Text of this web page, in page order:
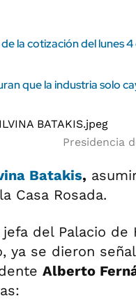
la cotización del lunes 4
que la industria solo
Presidencia
Batakis,
Casa Rosada.
del Palacio de
ya se dieron
Alberto